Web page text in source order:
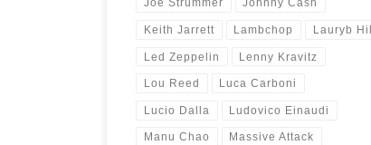
Joe Strummer Johnny Cash
Keith Jarrett Lambchop Lauryb Hill
Led Zeppelin Lenny Kravitz
Lou Reed Luca Carboni
Lucio Dalla Ludovico Einaudi
Manu Chao Massive Attack